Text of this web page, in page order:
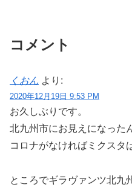
コメント
くおん より:
2020年12月19日 9:53 PM
お久しぶりです。
北九州市にお見えになった
コロナがなければミクスタ
ところでギラヴァンツ北九